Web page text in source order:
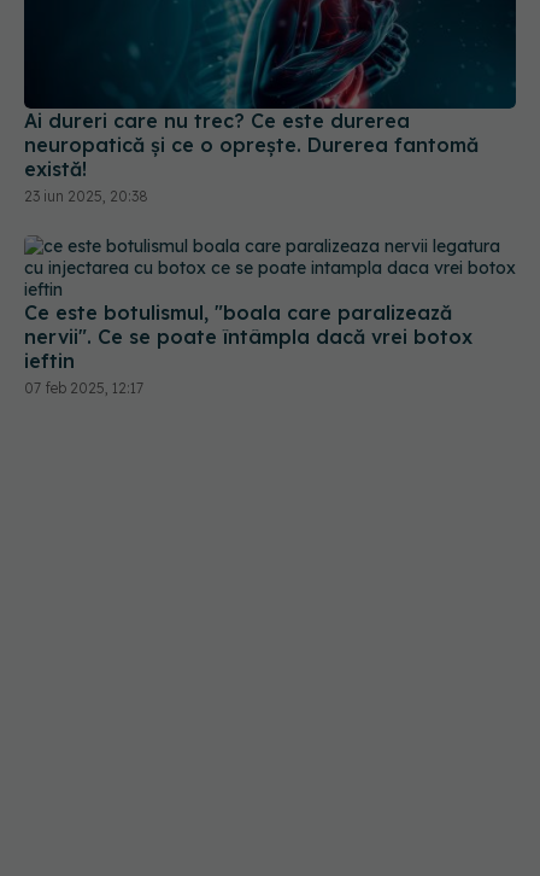
Ai dureri care nu trec? Ce este durerea
neuropatică și ce o oprește. Durerea fantomă
23 iun 2025, 20:38
Ce este botulismul, "boala care paralizează
nervii". Ce se poate întâmpla dacă vrei botox
ieftin
07 feb 2025, 12:17